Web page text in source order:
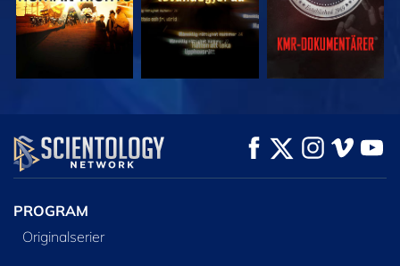
TITTA
UTFORSKA
SERIEN
PROGRAM
Originalserier